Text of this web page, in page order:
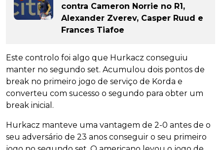
contra Cameron Norrie no R1,
Alexander Zverev, Casper Ruud e
Frances Tiafoe
Este controlo foi algo que Hurkacz conseguiu
manter no segundo set. Acumulou dois pontos de
break no primeiro jogo de serviço de Korda e
converteu com sucesso o segundo para obter um
break inicial.
Hurkacz manteve uma vantagem de 2-0 antes de o
seu adversário de 23 anos conseguir o seu primeiro